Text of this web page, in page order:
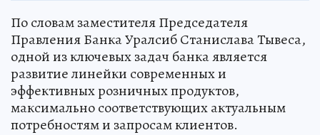
По словам заместителя Председателя
Правления Банка Уралсиб Станислава Тывеса,
одной из ключевых задач банка является
развитие линейки современных и
эффективных розничных продуктов,
максимально соответствующих актуальным
потребностям и запросам клиентов.